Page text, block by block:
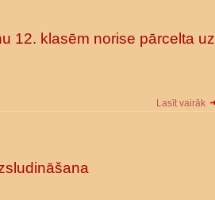
12. klasēm norise pārcelta uz
Lasīt vairāk